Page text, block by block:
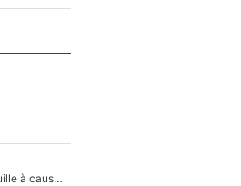
«Détester à vie», Stéphane Guy dans une embrouille à cause du PSG !